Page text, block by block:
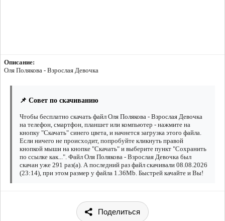
Описание:
Оля Полякова - Взрослая Девочка
📌 Совет по скачиванию
Чтобы бесплатно скачать файл Оля Полякова - Взрослая Девочка
на телефон, смартфон, планшет или компьютер - нажмите на
кнопку "Скачать" синего цвета, и начнется загрузка этого файла.
Если ничего не происходит, попробуйте кликнуть правой
кнопкой мыши на кнопке "Скачать" и выберите пункт "Сохранить
по ссылке как...". Файл Оля Полякова - Взрослая Девочка был
скачан уже 291 раз(а). А последний раз файл скачивали 08.08.2026
(23:14), при этом размер у файла 1.36Mb. Быстрей качайте и Вы!
Поделиться